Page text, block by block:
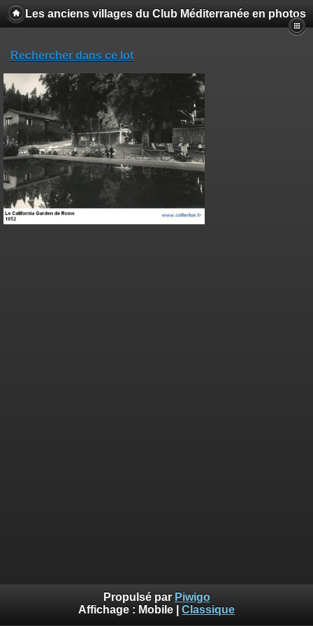
Les anciens villages du Club Méditerranée en photos
Rechercher dans ce lot
Propulsé par Piwigo
Affichage : Mobile Classique